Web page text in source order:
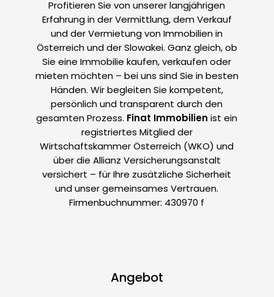
Profitieren Sie von unserer langjährigen
Erfahrung in der Vermittlung, dem Verkauf
und der Vermietung von Immobilien in
Österreich und der Slowakei. Ganz gleich, ob
Sie eine Immobilie kaufen, verkaufen oder
mieten möchten – bei uns sind Sie in besten
Händen. Wir begleiten Sie kompetent,
persönlich und transparent durch den
gesamten Prozess. Finat Immobilien ist ein
registriertes Mitglied der
Wirtschaftskammer Österreich (WKO) und
über die Allianz Versicherungsanstalt
versichert – für Ihre zusätzliche Sicherheit
und unser gemeinsames Vertrauen.
Firmenbuchnummer: 430970 f
Angebot